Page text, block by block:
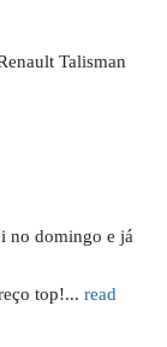
Talisman
no domingo e já
top!... read